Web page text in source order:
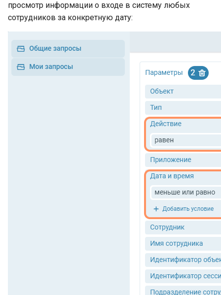
просмотр информации о входе в систему любых
сотрудников за конкретную дату: